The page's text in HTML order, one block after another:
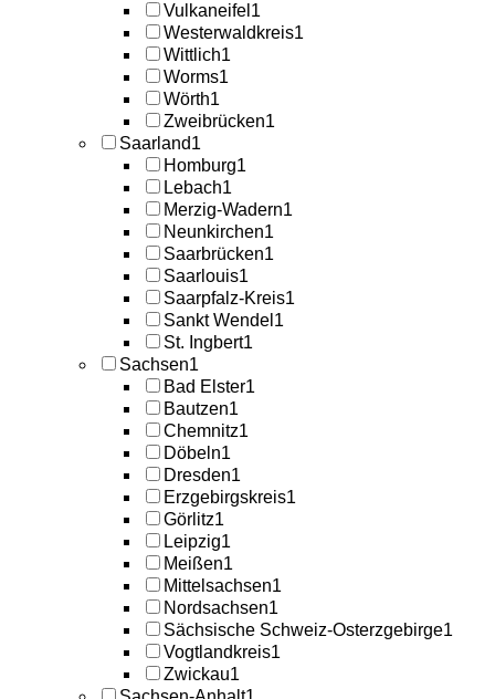
Vulkaneifel 1
Westerwaldkreis1
Wittlich1
Worms1
Wörth1
Zweibrücken1
Saarland1
Homburg1
Lebach1
Merzig-Wadern1
Neunkirchen1
Saarbrücken1
Saarlouis1
Saarpfalz-Kreis1
Sankt Wendel 1
St. Ingbert1
Sachsen1
Bad Elster1
Bautzen1
Chemnitz1
Döbeln1
Dresden1
Erzgebirgskreis1
Görlitz1
Leipzig1
Meißen1
Mittelsachsen1
Nordsachsen1
Sächsische Schweiz-Osterzgebirge1
Vogtlandkreis1
Zwickau1